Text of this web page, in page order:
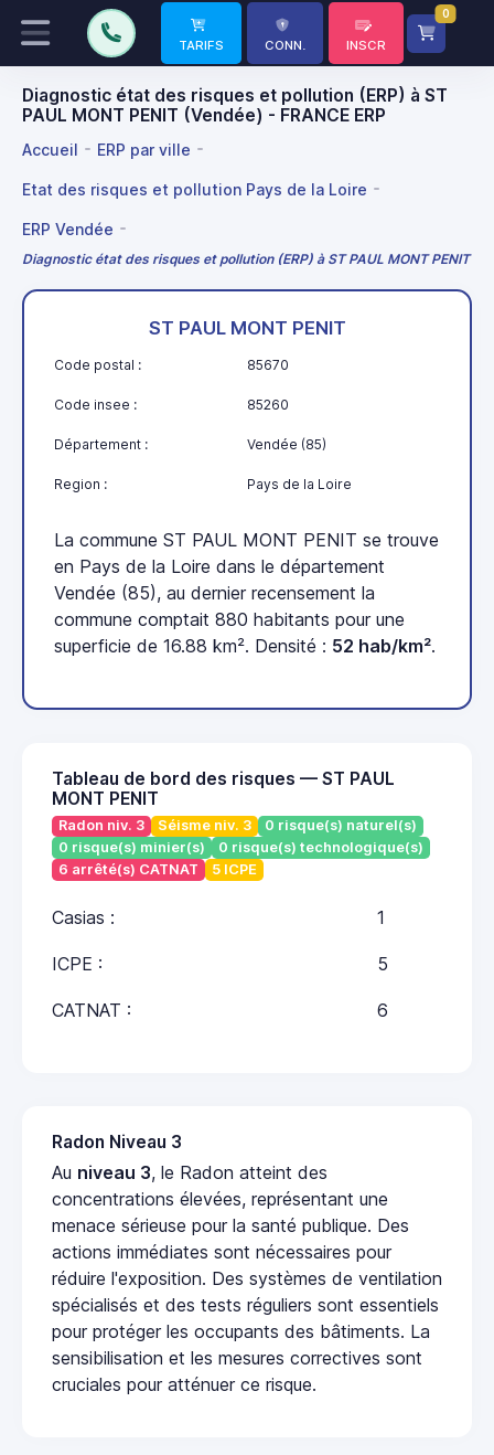
TARIFS CONN. INSCR
0
Diagnostic état des risques et pollution (ERP) à ST
PAUL MONT PENIT (Vendée) - FRANCE ERP
Accueil ERP par ville
Etat des risques et pollution Pays de la Loire
ERP Vendée
Diagnostic état des risques et pollution (ERP) à ST PAUL MONT PENIT
ST PAUL MONT PENIT
Code postal : 85670
Code insee : 85260
Département : Vendée (85)
Region : Pays de la Loire
La commune ST PAUL MONT PENIT se trouve
en Pays de la Loire dans le département
Vendée (85), au dernier recensement la
commune comptait 880 habitants pour une
superficie de 16.88 km². Densité : 52 hab/km².
Tableau de bord des risques — ST PAUL
MONT PENIT
Radon niv. 3 Séisme niv. 3
0 risque(s) naturel(s)
0 risque(s) minier(s)
0 risque(s) technologique(s)
6 arrêté(s) CATNAT
5 ICPE
Casias : 1
ICPE : 5
CATNAT : 6
Radon Niveau 3
Au niveau 3, le Radon atteint des
concentrations élevées, représentant une
menace sérieuse pour la santé publique. Des
actions immédiates sont nécessaires pour
réduire l'exposition. Des systèmes de ventilation
spécialisés et des tests réguliers sont essentiels
pour protéger les occupants des bâtiments. La
sensibilisation et les mesures correctives sont
cruciales pour atténuer ce risque.